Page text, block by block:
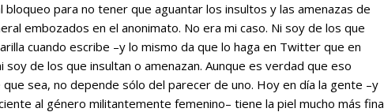
bloqueo para no tener que aguantar los insultos y las amenazas de
embozados en el anonimato. No era mi caso. Ni soy de los que
cuando escribe –y lo mismo da que lo haga en Twitter que en
soy de los que insultan o amenazan. Aunque es verdad que eso
sea, no depende sólo del parecer de uno. Hoy en día la gente –y
al género militantemente femenino– tiene la piel mucho más fina